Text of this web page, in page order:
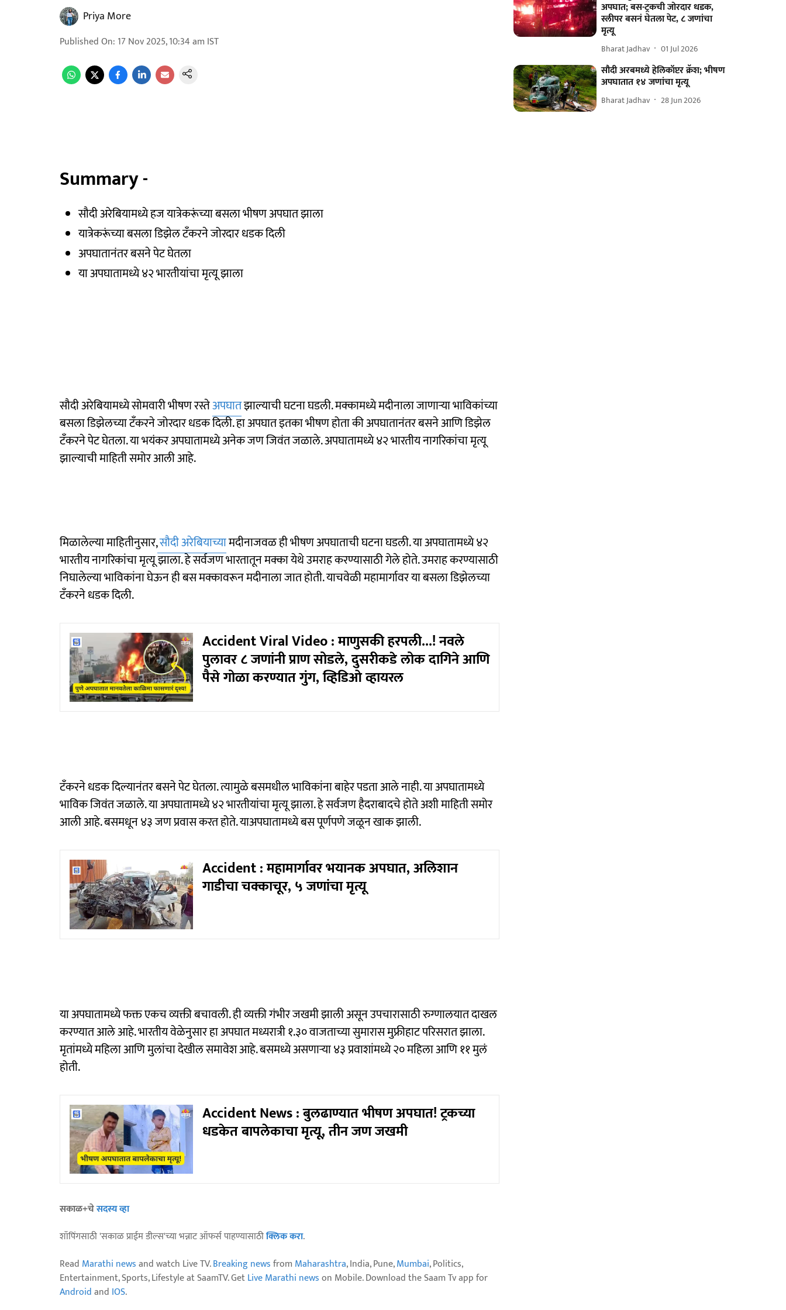
Priya More
Published On: 17 Nov 2025, 10:34 am IST
Summary -
सौदी अरेबियामध्ये हज यात्रेकरूंच्या बसला भीषण अपघात झाला
यात्रेकरूंच्या बसला डिझेल टँकरने जोरदार धडक दिली
अपघातानंतर बसने पेट घेतला
या अपघातामध्ये ४२ भारतीयांचा मृत्यू झाला
सौदी अरेबियामध्ये सोमवारी भीषण रस्तेअपघातझाल्याची घटना घडली. मक्कामध्ये मदीनाला जाणाऱ्या भाविकांच्या
बसला डिझेलच्या टँकरने जोरदार धडक दिली. हा अपघात इतका भीषण होता की अपघातानंतर बसने आणि डिझेल
टँकरने पेट घेतला. या भयंकर अपघातामध्ये अनेक जण जिवंत जळाले. अपघातामध्ये ४२ भारतीय नागरिकांचा मृत्यू
झाल्याची माहिती समोर आली आहे.
मिळालेल्या माहितीनुसार,सौदी अरेबियाच्यामदीनाजवळ ही भीषण अपघाताची घटना घडली. या अपघातामध्ये ४२
भारतीय नागरिकांचा मृत्यू झाला. हे सर्वजण भारतातून मक्का येथे उमराह करण्यासाठी गेले होते. उमराह करण्यासाठी
निघालेल्या भाविकांना घेऊन ही बस मक्कावरून मदीनाला जात होती. याचवेळी महामार्गावर या बसला डिझेलच्या
टँकरने धडक दिली.
Accident Viral Video : माणुसकी हरपली...! नवले
पुलावर ८ जणांनी प्राण सोडले, दुसरीकडे लोक दागिने आणि
पैसे गोळा करण्यात गुंग, व्हिडिओ व्हायरल
टँकरने धडक दिल्यानंतर बसने पेट घेतला. त्यामुळे बसमधील भाविकांना बाहेर पडता आले नाही. या अपघातामध्ये
भाविक जिवंत जळाले. या अपघातामध्ये ४२ भारतीयांचा मृत्यू झाला. हे सर्वजण हैदराबादचे होते अशी माहिती समोर
आली आहे. बसमधून ४३ जण प्रवास करत होते. याअपघातामध्ये बस पूर्णपणे जळून खाक झाली.
Accident : महामार्गावर भयानक अपघात, अलिशान
गाडीचा चक्काचूर, ५ जणांचा मृत्यू
या अपघातामध्ये फक्त एकच व्यक्ती बचावली. ही व्यक्ती गंभीर जखमी झाली असून उपचारासाठी रुग्णालयात दाखल
करण्यात आले आहे. भारतीय वेळेनुसार हा अपघात मध्यरात्री १.३० वाजताच्या सुमारास मुफ्रीहाट परिसरात झाला.
मृतांमध्ये महिला आणि मुलांचा देखील समावेश आहे. बसमध्ये असणाऱ्या ४३ प्रवाशांमध्ये २० महिला आणि ११ मुलं
होती.
Accident News : बुलढाण्यात भीषण अपघात! ट्रकच्या
धडकेत बापलेकाचा मृत्यू, तीन जण जखमी
सकाळ+चेसदस्य व्हा
शॉपिंगसाठी 'सकाळ प्राईम डील्स'च्या भन्नाट ऑफर्स पाहण्यासाठीक्लिक करा.
Read Marathi newsand watch Live TV.Breaking newsfrom Maharashtra, India, Pune,Mumbai, Politics,
Entertainment, Sports, Lifestyle at SaamTV. GetLive Marathi newson Mobile. Download the Saam Tv app for
Androidand IOS.
अपघात; बस-ट्रकची जोरदार धडक,
स्लीपर बसनं घेतला पेट, ८ जणांचा
मृत्यू
Bharat Jadhav 01 Jul 2026
सौदी अरबमध्ये हेलिकॉप्टर क्रॅश; भीषण
अपघातात १४ जणांचा मृत्यू
Bharat Jadhav 28 Jun 2026